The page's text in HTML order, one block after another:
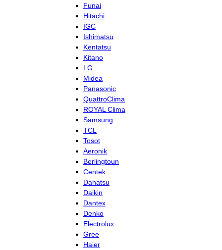
Funai
Hitachi
IGC
Ishimatsu
Kentatsu
Kitano
LG
Midea
Panasonic
QuattroClima
ROYAL Clima
Samsung
TCL
Tosot
Aeronik
Berlingtoun
Centek
Dahatsu
Daikin
Dantex
Denko
Electrolux
Gree
Haier